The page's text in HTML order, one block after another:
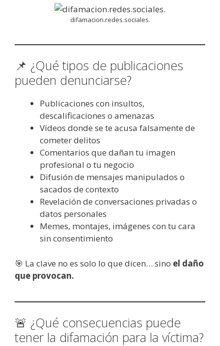
difamacion.redes.sociales.
📌 ¿Qué tipos de publicaciones
pueden denunciarse?
Publicaciones con insultos,
descalificaciones o amenazas
Vídeos donde se te acusa falsamente de
cometer delitos
Comentarios que dañan tu imagen
profesional o tu negocio
Difusión de mensajes manipulados o
sacados de contexto
Revelación de conversaciones privadas o
datos personales
Memes, montajes, imágenes con tu cara
sin consentimiento
🎯 La clave no es solo lo que dicen… sino el daño
que provocan.
🚨 ¿Qué consecuencias puede
tener la difamación para la víctima?